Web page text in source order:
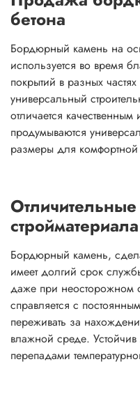
бетона
Бордюрный камень на
используется во время
покрытий в разных
универсальный
отличается
продумываются
размеры для комфортной
стройматериала
Бордюрный камень,
имеет долгий срок
даже при неосторожном
справляется с
переживать за
влажной среде.
перепадами